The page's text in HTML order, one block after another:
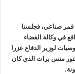
صناعي، فجلسنا
(1978-1979)، وزرنا مواقع في وكالة الفضاء
لوزير الدفاع عزرا
منس برات الذي كان
.